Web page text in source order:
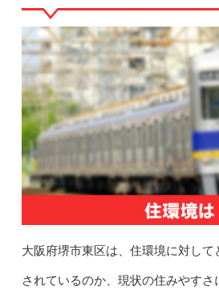
大阪府堺市東区は、住環境に対し
されているのか、現状の住みやすさ